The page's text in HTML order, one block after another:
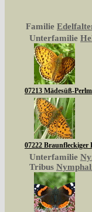
Familie
Unterfamilie
07213 Mädesüß-
07222 Braunfleckiger
Unterfamilie
Tribus